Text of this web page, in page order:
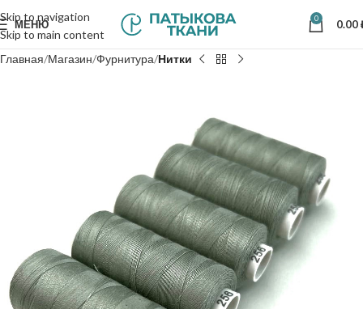
Skip to navigation
Skip to main content
МЕНЮ 0 0.00
Главная Магазин Фурнитура Нитки